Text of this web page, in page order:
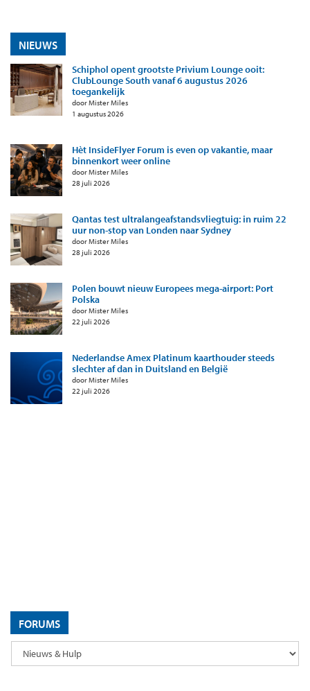
NIEUWS
Schiphol opent grootste Privium Lounge ooit:
ClubLounge South vanaf 6 augustus 2026
toegankelijk
door Mister Miles
1 augustus 2026
Hèt InsideFlyer Forum is even op vakantie, maar
binnenkort weer online
door Mister Miles
28 juli 2026
Qantas test ultralangeafstandsvliegtuig: in ruim 22
uur non-stop van Londen naar Sydney
door Mister Miles
28 juli 2026
Polen bouwt nieuw Europees mega-airport: Port
Polska
door Mister Miles
22 juli 2026
Nederlandse Amex Platinum kaarthouder steeds
slechter af dan in Duitsland en België
door Mister Miles
22 juli 2026
FORUMS